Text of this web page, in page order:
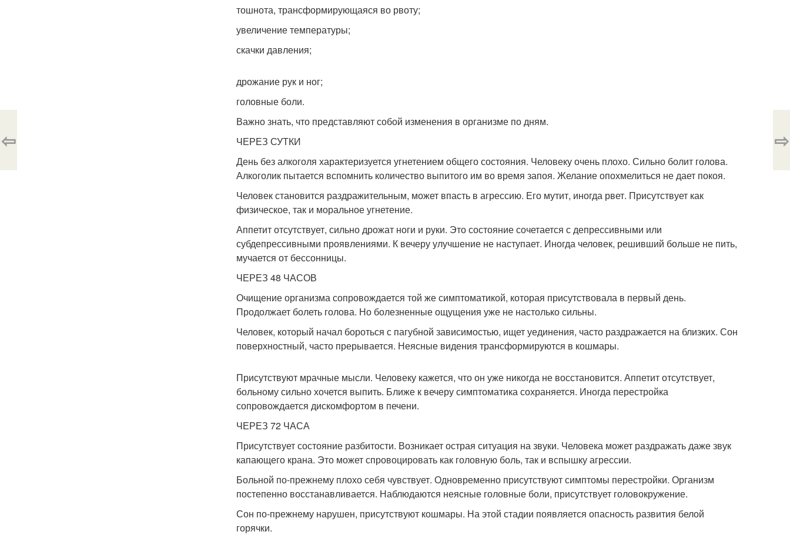
тошнота, трансформирующаяся во рвоту;
увеличение температуры;
скачки давления;
дрожание рук и ног;
головные боли.
Важно знать, что представляют собой изменения в организме по дням.
ЧЕРЕЗ СУТКИ
День без алкоголя характеризуется угнетением общего состояния. Человеку очень плохо. Сильно болит голова.
Алкоголик пытается вспомнить количество выпитого им во время запоя. Желание опохмелиться не дает покоя.
Человек становится раздражительным, может впасть в агрессию. Его мутит, иногда рвет. Присутствует как
физическое, так и моральное угнетение.
Аппетит отсутствует, сильно дрожат ноги и руки. Это состояние сочетается с депрессивными или
субдепрессивными проявлениями. К вечеру улучшение не наступает. Иногда человек, решивший больше не пить,
мучается от бессонницы.
ЧЕРЕЗ 48 ЧАСОВ
Очищение организма сопровождается той же симптоматикой, которая присутствовала в первый день.
Продолжает болеть голова. Но болезненные ощущения уже не настолько сильны.
Человек, который начал бороться с пагубной зависимостью, ищет уединения, часто раздражается на близких. Сон
поверхностный, часто прерывается. Неясные видения трансформируются в кошмары.
Присутствуют мрачные мысли. Человеку кажется, что он уже никогда не восстановится. Аппетит отсутствует,
больному сильно хочется выпить. Ближе к вечеру симптоматика сохраняется. Иногда перестройка
сопровождается дискомфортом в печени.
ЧЕРЕЗ 72 ЧАСА
Присутствует состояние разбитости. Возникает острая ситуация на звуки. Человека может раздражать даже звук
капающего крана. Это может спровоцировать как головную боль, так и вспышку агрессии.
Больной по-прежнему плохо себя чувствует. Одновременно присутствуют симптомы перестройки. Организм
постепенно восстанавливается. Наблюдаются неясные головные боли, присутствует головокружение.
Сон по-прежнему нарушен, присутствуют кошмары. На этой стадии появляется опасность развития белой
горячки.
⇦ ⇨